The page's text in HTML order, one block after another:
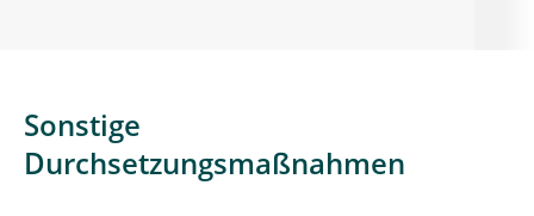
Sonstige
Durchsetzungsmaßnahmen